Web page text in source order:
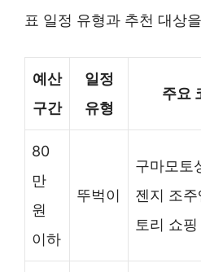
표 일정 유형과 추천 대상
예산
구간
일정
유형
주요
80
만
원
이하
뚜벅이
구마모토
젠지 조주
토리 쇼핑